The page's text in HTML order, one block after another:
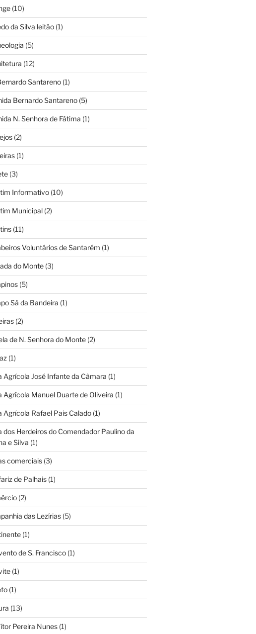
(10)
da Silva leitão(1)
(5)
(12)
Santareno(1)
Bernardo Santareno(5)
N. Senhora de Fátima (1)
(2)
(1)
(3)
Informativo(10)
Municipal(2)
(11)
Voluntários de Santarém (1)
do Monte(3)
(5)
Sá da Bandeira (1)
(2)
de N. Senhora do Monte(2)
(1)
Agrícola José Infante da Câmara (1)
Agrícola Manuel Duarte de Oliveira (1)
Agrícola Rafael Pais Calado(1)
dos Herdeiros do Comendador Paulino da
e Silva (1)
comerciais(3)
de Palhais(1)
(2)
das Lezírias(5)
(1)
de S. Francisco(1)
(1)
(1)
(13)
Pereira Nunes(1)